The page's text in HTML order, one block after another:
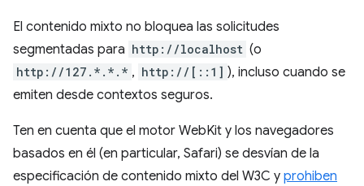
El contenido mixto no bloquea las solicitudes
segmentadas para http://localhost (o
http://127.*.*.* , http://[::1] ), incluso cuando se
emiten desde contextos seguros.
Ten en cuenta que el motor WebKit y los navegadores
basados en él (en particular, Safari) se desvían de la
especificación de contenido mixto del W3C y prohiben